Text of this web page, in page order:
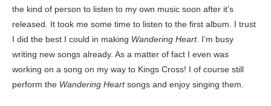
the kind of person to listen to my own music soon after it’s
released. It took me some time to listen to the first album. I trust
I did the best I could in making Wandering Heart. I’m busy
writing new songs already. As a matter of fact I even was
working on a song on my way to Kings Cross! I of course still
perform the Wandering Heartsongs and enjoy singing them.